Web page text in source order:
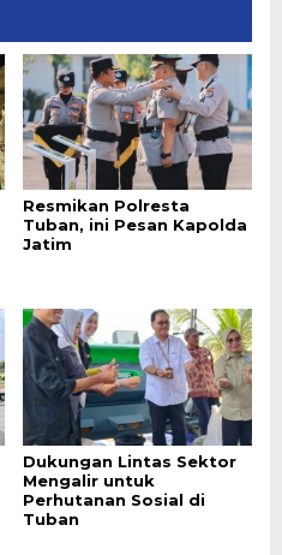
Resmikan Polresta
Tuban, ini Pesan Kapolda
Jatim
Dukungan Lintas Sektor
Mengalir untuk
Perhutanan Sosial di
Tuban